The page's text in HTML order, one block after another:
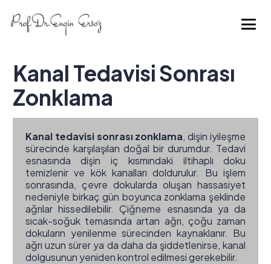
Kanal Tedavisi Sonrası
Zonklama
Kanal tedavisi sonrası zonklama, dişin iyileşme
sürecinde karşılaşılan doğal bir durumdur. Tedavi
esnasında dişin iç kısmındaki iltihaplı doku
temizlenir ve kök kanalları doldurulur. Bu işlem
sonrasında, çevre dokularda oluşan hassasiyet
nedeniyle birkaç gün boyunca zonklama şeklinde
ağrılar hissedilebilir. Çiğneme esnasında ya da
sıcak-soğuk temasında artan ağrı, çoğu zaman
dokuların yenilenme sürecinden kaynaklanır. Bu
ağrı uzun sürer ya da daha da şiddetlenirse, kanal
dolgusunun yeniden kontrol edilmesi gerekebilir.